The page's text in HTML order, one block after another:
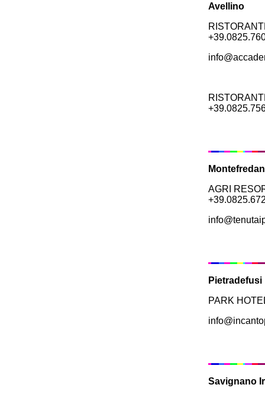
Avellino
AGRI
Pietradefusi
PARK
Savignano